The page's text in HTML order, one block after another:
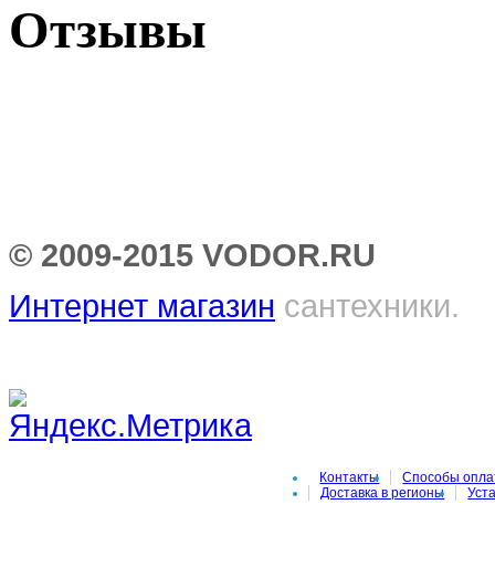
Отзывы
© 2009-2015 VODOR.RU
Интернет магазин сантехники.
Контакты
Способы
Доставка в регионы